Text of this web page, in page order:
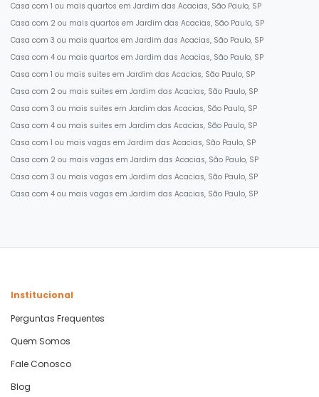
Casa com 1 ou mais quartos em Jardim das Acacias, São Paulo, SP
Casa com 2 ou mais quartos em Jardim das Acacias, São Paulo, SP
Casa com 3 ou mais quartos em Jardim das Acacias, São Paulo, SP
Casa com 4 ou mais quartos em Jardim das Acacias, São Paulo, SP
Casa com 1 ou mais suites em Jardim das Acacias, São Paulo, SP
Casa com 2 ou mais suites em Jardim das Acacias, São Paulo, SP
Casa com 3 ou mais suites em Jardim das Acacias, São Paulo, SP
Casa com 4 ou mais suites em Jardim das Acacias, São Paulo, SP
Casa com 1 ou mais vagas em Jardim das Acacias, São Paulo, SP
Casa com 2 ou mais vagas em Jardim das Acacias, São Paulo, SP
Casa com 3 ou mais vagas em Jardim das Acacias, São Paulo, SP
Casa com 4 ou mais vagas em Jardim das Acacias, São Paulo, SP
Institucional
Perguntas Frequentes
Quem Somos
Fale Conosco
Blog